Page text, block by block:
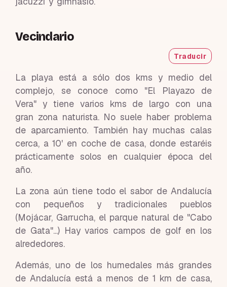
Vecindario
Traducir
La playa está a sólo dos kms y medio del
complejo, se conoce como "El Playazo de
Vera" y tiene varios kms de largo con una
gran zona naturista. No suele haber problema
de aparcamiento. También hay muchas calas
cerca, a 10' en coche de casa, donde estaréis
prácticamente solos en cualquier época del
año.
La zona aún tiene todo el sabor de Andalucía
con pequeños y tradicionales pueblos
(Mojácar, Garrucha, el parque natural de "Cabo
de Gata"...) Hay varios campos de golf en los
alrededores.
Además, uno de los humedales más grandes
de Andalucía está a menos de 1 km de casa,